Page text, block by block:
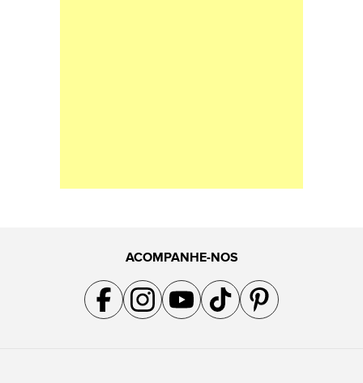
ACOMPANHE-NOS
Acompanhe a gente no Facebook
Acompanhe a gente no Instagram
Acompanhe a gente no YouTube
Acompanhe a gente no TikTok
Acompanhe a gente no